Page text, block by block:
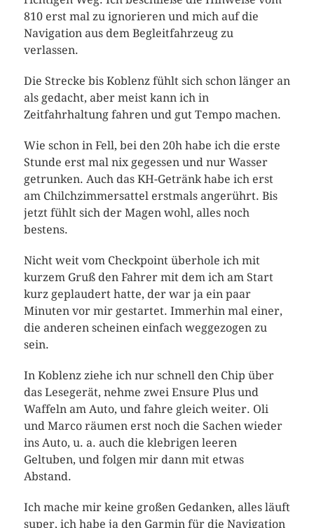
810 erst mal zu ignorieren und mich auf die
Navigation aus dem Begleitfahrzeug zu
verlassen.
Die Strecke bis Koblenz fühlt sich schon länger an
als gedacht, aber meist kann ich in
Zeitfahrhaltung fahren und gut Tempo machen.
Wie schon in Fell, bei den 20h habe ich die erste
Stunde erst mal nix gegessen und nur Wasser
getrunken. Auch das KH-Getränk habe ich erst
am Chilchzimmersattel erstmals angerührt. Bis
jetzt fühlt sich der Magen wohl, alles noch
bestens.
Nicht weit vom Checkpoint überhole ich mit
kurzem Gruß den Fahrer mit dem ich am Start
kurz geplaudert hatte, der war ja ein paar
Minuten vor mir gestartet. Immerhin mal einer,
die anderen scheinen einfach weggezogen zu
sein.
In Koblenz ziehe ich nur schnell den Chip über
das Lesegerät, nehme zwei Ensure Plus und
Waffeln am Auto, und fahre gleich weiter. Oli
und Marco räumen erst noch die Sachen wieder
ins Auto, u. a. auch die klebrigen leeren
Geltuben, und folgen mir dann mit etwas
Abstand.
Ich mache mir keine großen Gedanken, alles läuft
super, ich habe ja den Garmin für die Navigation